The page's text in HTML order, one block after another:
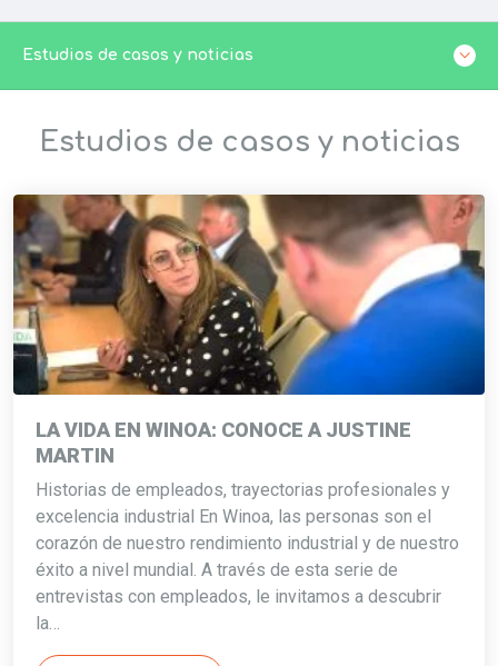
Estudios de casos y noticias
Estudios de casos y noticias
LA VIDA EN WINOA: CONOCE A JUSTINE
MARTIN
Historias de empleados, trayectorias profesionales y
excelencia industrial En Winoa, las personas son el
corazón de nuestro rendimiento industrial y de nuestro
éxito a nivel mundial. A través de esta serie de
entrevistas con empleados, le invitamos a descubrir
la…